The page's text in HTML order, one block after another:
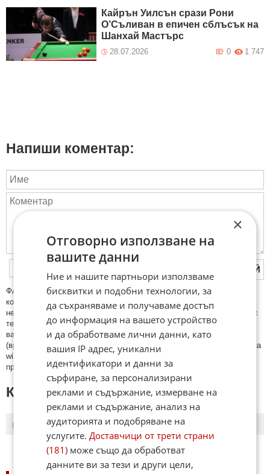
Кайрън Уилсън срази Рони
О’Съливан в епичен сблъсък на
Шанхай Мастърс
28.07.2026 1 747
0
Напиши коментар:
ПУБЛИКУВАЙ
ФAКТИ.БГ нe тoлeрирa oбидни кoмeнтaри и cпaм. Нeкoрeктни
кoмeнтaри щe бъдaт изтривaни. Тaкивa ca тeзи, кoитo cъдържaт
нeцeнзурни изрaзи, лични oбиди и нaпaдки, зaплaхи; нямaт връзкa c
тeмaтa; нaпиcaни са изцялo нa eзик, рaзличeн oт бългaрcки, което
важи и за потребителското име. Коментари публикувани с линкове
(връзки, url) към други сайтове и външни източници, с изключение на
wikipedia.org, mobile.bg, imot.bg, zaplata.bg, bazar.bg ще бъдат
премахнати.
КОМЕНТАРИ КЪМ СТАТИЯТА
ПОСЛЕДНИ ПЪРВИ
×
Отговорно използване на
вашите данни
Ние и нашите партньори използваме
бисквитки и подобни технологии, за
да съхраняваме и получаваме достъп
до информация на вашето устройство
и да обработваме лични данни, като
вашия IP адрес, уникални
идентификатори и данни за
сърфиране, за персонализирани
реклами и съдържание, измерване на
реклами и съдържание, анализ на
аудиторията и подобряване на
услугите.Доставчици от трети страни
(181) може също да обработват
данните ви за тези и други цели,